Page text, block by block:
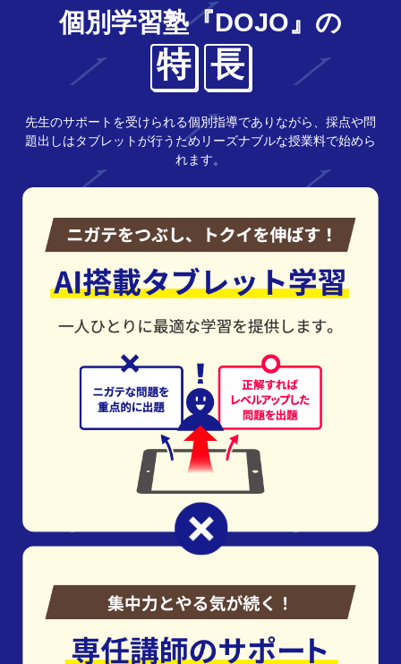
個別学習塾『DOJO』の
特 長
先生のサポートを受けられる個別指導でありながら、採点や問
題出しはタブレットが行うためリーズナブルな授業料で始めら
れます。